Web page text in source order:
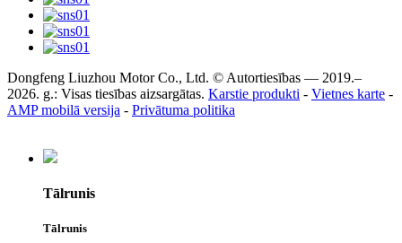
Dongfeng Liuzhou Motor Co., Ltd. © Autortiesības — 2019.–
2026. g.: Visas tiesības aizsargātas. Karstie produkti - Vietnes karte -
AMP mobilā versija - Privātuma politika
Tālrunis
Tālrunis